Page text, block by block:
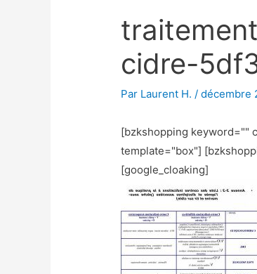
cidre-
Par Laurent H./décembre
[bzkshopping keyword=""
template="box"]
[google_cloaking]